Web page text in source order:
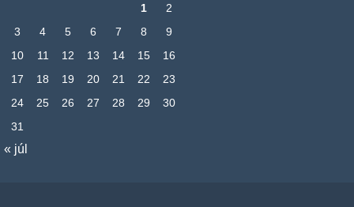
1
2
3
4 5 6 7 8
9
10
11 12 13 14 15
16
17
18 19 20 21 22
23
24
25 26 27 28 29
30
31
« júl